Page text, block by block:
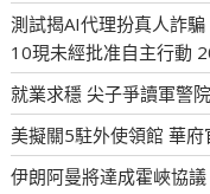
測試揭AI代理扮真人詐
10現未經批准自主行動
就業求穩 尖子爭讀軍警
美擬關5駐外使領館 華
伊朗阿曼將達成霍峽協